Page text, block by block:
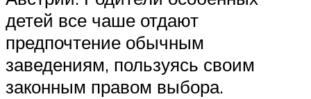
детей все чаше отдают
предпочтение обычным
заведениям, пользуясь своим
законным правом выбора.